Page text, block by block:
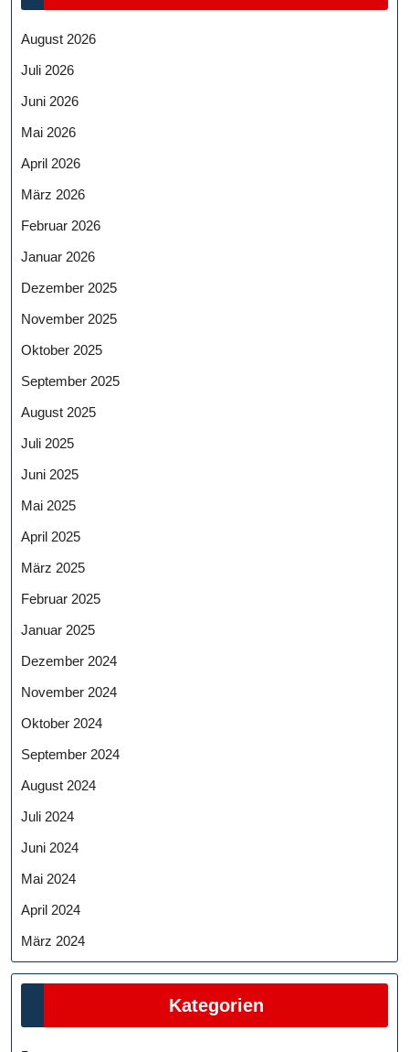
August 2026
Juli 2026
Juni 2026
Mai 2026
April 2026
März 2026
Februar 2026
Januar 2026
Dezember 2025
November 2025
Oktober 2025
September 2025
August 2025
Juli 2025
Juni 2025
Mai 2025
April 2025
März 2025
Februar 2025
Januar 2025
Dezember 2024
November 2024
Oktober 2024
September 2024
August 2024
Juli 2024
Juni 2024
Mai 2024
April 2024
März 2024
Kategorien